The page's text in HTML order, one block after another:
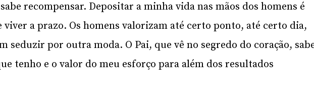
recompensar. Depositar a minha vida nas mãos dos homens é
a prazo. Os homens valorizam até certo ponto, até certo dia,
seduzir por outra moda. O Pai, que vê no segredo do coração,
tenho e o valor do meu esforço para além dos resultados